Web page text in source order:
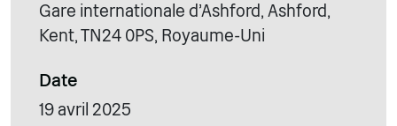
Gare internationale d'Ashford, Ashford,
Kent, TN24 0PS, Royaume-Uni
Date
19 avril 2025